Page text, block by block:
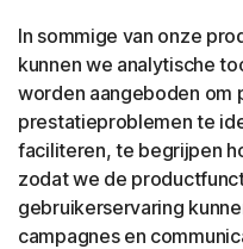
In sommige van onze
kunnen we analytische
worden aangeboden om
prestatieproblemen te
faciliteren, te begrijpen
zodat we de
gebruikerservaring
campagnes en